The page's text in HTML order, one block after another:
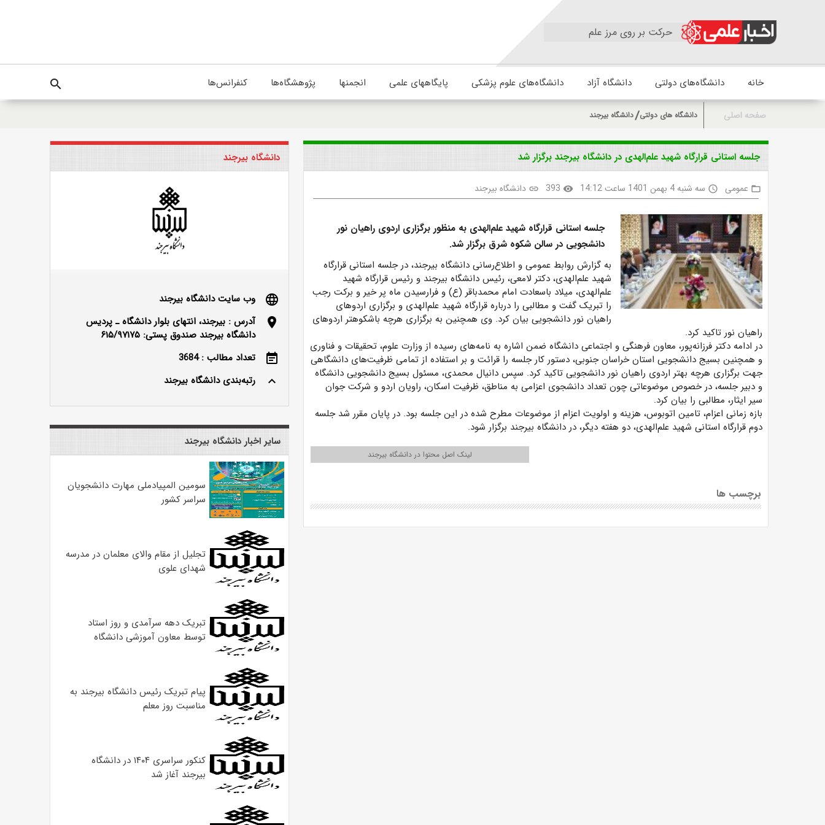
حرکت بر روی مرز علم
خانه دانشگاه‌های دولتی دانشگاه آزاد دانشگاه‌های علوم پزشکی پایگاههای علمی انجمنها پژوهشگاه‌ها کنفرانس‌ها search
صفحه اصلی دانشگاه های دولتی دانشگاه بیرجند
جلسه استانی قرارگاه شهید علم‌الهدی در دانشگاه بیرجند برگزار شد
folder_open عمومی access_time سه شنبه 4 بهمن 1401 ساعت 14:12 visibility
393
link دانشگاه بیرجند
جلسه استانی قرارگاه شهید علم‌الهدی به منظور برگزاری اردوی راهیان نور
دانشجویی در سالن شکوه شرق برگزار شد.
به گزارش روابط عمومی و اطلاع‌رسانی دانشگاه بیرجند، در جلسه استانی قرارگاه
شهید علم‌الهدی، دکتر لامعی، رئیس دانشگاه بیرجند و رئیس قرارگاه شهید
علم‌الهدی، میلاد باسعادت امام محمدباقر (ع) و فرارسیدن ماه پر خیر و برکت رجب
را تبریک گفت و مطالبی را درباره قرارگاه شهید علم‌الهدی و برگزاری اردوهای
راهیان نور دانشجویی بیان کرد. وی همچنین به برگزاری هرچه باشکوهتر اردوهای
راهیان نور تاکید کرد.
در ادامه دکتر فرزانه‌پور، معاون فرهنگی و اجتماعی دانشگاه ضمن اشاره به نامه‌های رسیده از وزارت علوم، تحقیقات و فناوری
و همچنین بسیج دانشجویی استان خراسان جنوبی، دستور کار جلسه را قرائت و بر استفاده از تمامی ظرفیت‌های دانشگاهی
جهت برگزاری هرچه بهتر اردوی راهیان نور دانشجویی تاکید کرد. سپس دانیال محمدی، مسئول بسیج دانشجویی دانشگاه
و دبیر جلسه، در خصوص موضوعاتی چون تعداد دانشجوی اعزامی به مناطق، ظرفیت اسکان، راویان اردو و شرکت جوان
سیر ایثار، مطالبی را بیان کرد.
بازه زمانی اعزام، تامین اتوبوس، هزینه و اولویت اعزام از موضوعات مطرح شده در این جلسه بود. در پایان مقرر شد جلسه
دوم قرارگاه استانی شهید علم‌الهدی، دو هفته دیگر، در دانشگاه بیرجند برگزار شود.
لینک اصل محتوا در دانشگاه بیرجند
برچسب ها
دانشگاه بیرجند
language
وب سایت دانشگاه بیرجند
location_on
آدرس : بیرجند، انتهای بلوار دانشگاه ـ پردیس
دانشگاه بیرجند صندوق پستی: ۶۱۵/۹۷۱۷۵
event_note
تعداد مطالب : 3684
keyboard_arrow_up
رتبه‌بندی دانشگاه بیرجند
سایر اخبار دانشگاه بیرجند
سومین المپیادملی مهارت دانشجویان
سراسر کشور
تجلیل از مقام والای معلمان در مدرسه
شهدای علوی
تبریک دهه سرآمدی و روز استاد
توسط معاون آموزشی دانشگاه
پیام تبریک رئیس دانشگاه بیرجند به
مناسبت روز معلم
کنکور سراسری ۱۴۰۴ در دانشگاه
بیرجند آغاز شد